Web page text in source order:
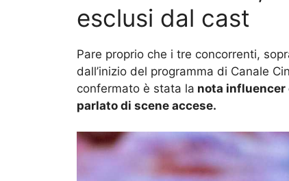
esclusi dal cast
Pare proprio che i tre concorrenti,
dall’inizio del programma di Canale
confermato è stata la nota influencer
parlato di scene accese.